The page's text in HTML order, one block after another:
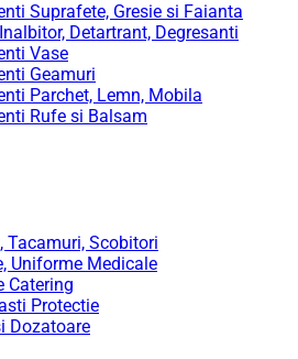
Suprafete, Gresie si Faianta
Detartrant, Degresanti
Vase
Geamuri
Parchet, Lemn, Mobila
Rufe si Balsam
Tacamuri, Scobitori
Uniforme Medicale
Catering
Protectie
Dozatoare